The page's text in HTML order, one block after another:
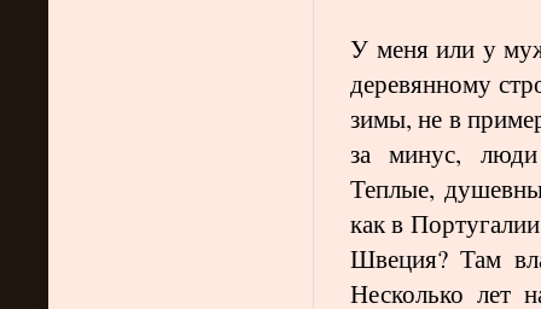
У меня или у
деревянному
зимы, не в
за минус, люди
Теплые,
как в
Швеция? Там
Несколько лет